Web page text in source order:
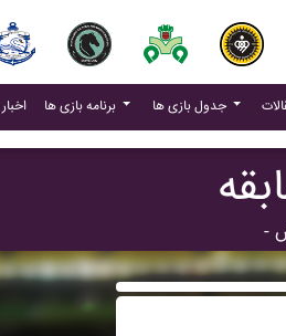
اخبار(current) برنامه بازی ها جدول بازی ها